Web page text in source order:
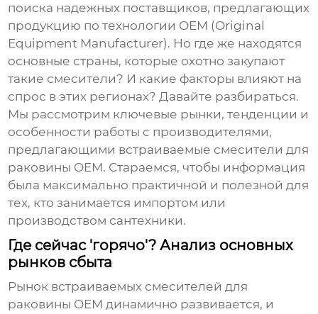
поиска надежных поставщиков, предлагающих
продукцию по технологии OEM (Original
Equipment Manufacturer). Но где же находятся
основные страны, которые охотно закупают
такие смесители? И какие факторы влияют на
спрос в этих регионах? Давайте разбираться.
Мы рассмотрим ключевые рынки, тенденции и
особенности работы с производителями,
предлагающими встраиваемые смесители для
раковины OEM. Стараемся, чтобы информация
была максимально практичной и полезной для
тех, кто занимается импортом или
производством сантехники.
Где сейчас 'горячо'? Анализ основных
рынков сбыта
Рынок встраиваемых смесителей для
раковины OEM динамично развивается, и